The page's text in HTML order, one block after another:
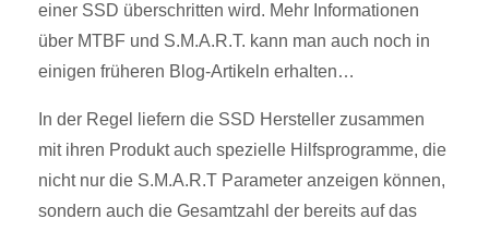
einer SSD überschritten wird. Mehr Informationen
über MTBF und S.M.A.R.T. kann man auch noch in
einigen früheren Blog-Artikeln erhalten…
In der Regel liefern die SSD Hersteller zusammen
mit ihren Produkt auch spezielle Hilfsprogramme, die
nicht nur die S.M.A.R.T Parameter anzeigen können,
sondern auch die Gesamtzahl der bereits auf das